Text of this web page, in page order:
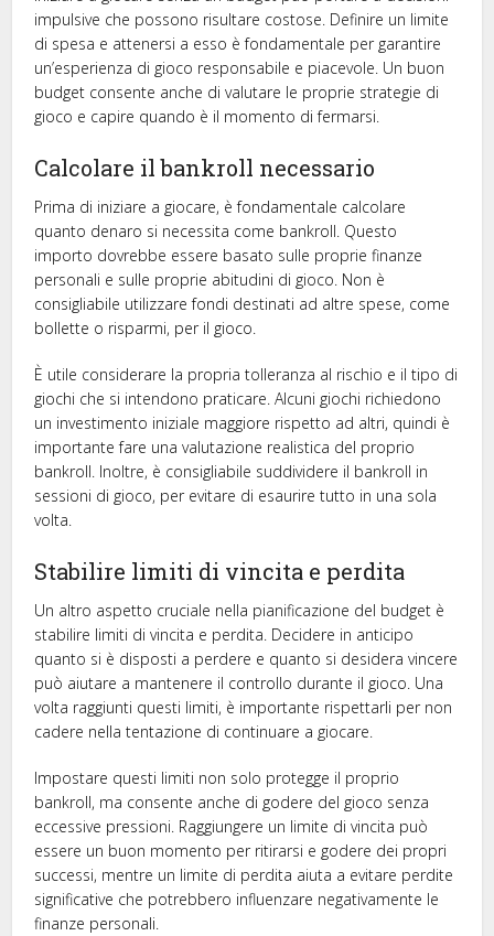
impulsive che possono risultare costose. Definire un limite
di spesa e attenersi a esso è fondamentale per garantire
un’esperienza di gioco responsabile e piacevole. Un buon
budget consente anche di valutare le proprie strategie di
gioco e capire quando è il momento di fermarsi.
Calcolare il bankroll necessario
Prima di iniziare a giocare, è fondamentale calcolare
quanto denaro si necessita come bankroll. Questo
importo dovrebbe essere basato sulle proprie finanze
personali e sulle proprie abitudini di gioco. Non è
consigliabile utilizzare fondi destinati ad altre spese, come
bollette o risparmi, per il gioco.
È utile considerare la propria tolleranza al rischio e il tipo di
giochi che si intendono praticare. Alcuni giochi richiedono
un investimento iniziale maggiore rispetto ad altri, quindi è
importante fare una valutazione realistica del proprio
bankroll. Inoltre, è consigliabile suddividere il bankroll in
sessioni di gioco, per evitare di esaurire tutto in una sola
volta.
Stabilire limiti di vincita e perdita
Un altro aspetto cruciale nella pianificazione del budget è
stabilire limiti di vincita e perdita. Decidere in anticipo
quanto si è disposti a perdere e quanto si desidera vincere
può aiutare a mantenere il controllo durante il gioco. Una
volta raggiunti questi limiti, è importante rispettarli per non
cadere nella tentazione di continuare a giocare.
Impostare questi limiti non solo protegge il proprio
bankroll, ma consente anche di godere del gioco senza
eccessive pressioni. Raggiungere un limite di vincita può
essere un buon momento per ritirarsi e godere dei propri
successi, mentre un limite di perdita aiuta a evitare perdite
significative che potrebbero influenzare negativamente le
finanze personali.